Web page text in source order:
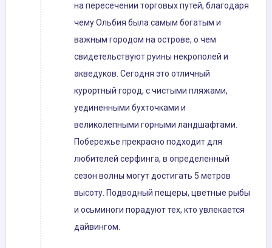
на пересечении торговых путей, благодаря
чему Ольбия была самым богатым и
важным городом на острове, о чем
свидетельствуют руины некрополей и
акведуков. Сегодня это отличный
курортный город, с чистыми пляжами,
уединенными бухточками и
великолепными горными ландшафтами.
Побережье прекрасно подходит для
любителей серфинга, в определенный
сезон волны могут достигать 5 метров
высоту. Подводный пещеры, цветные рыбы
и осьминоги порадуют тех, кто увлекается
дайвингом.